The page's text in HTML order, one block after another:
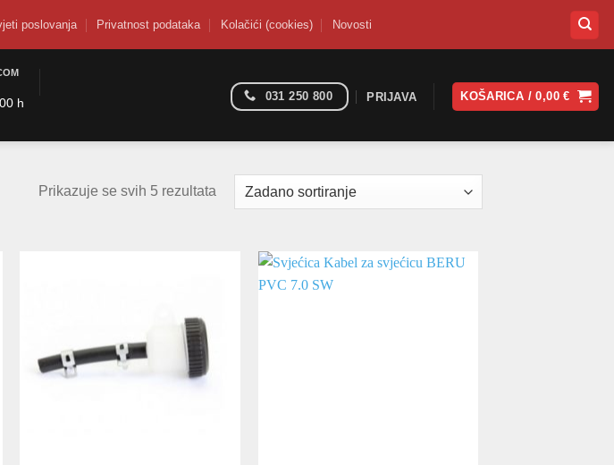
poslovanja Privatnost podataka Kolačići (cookies) Novosti
h
031 250 800 PRIJAVA KOŠARICA /0,00€
Prikazuje se svih 5 rezultata